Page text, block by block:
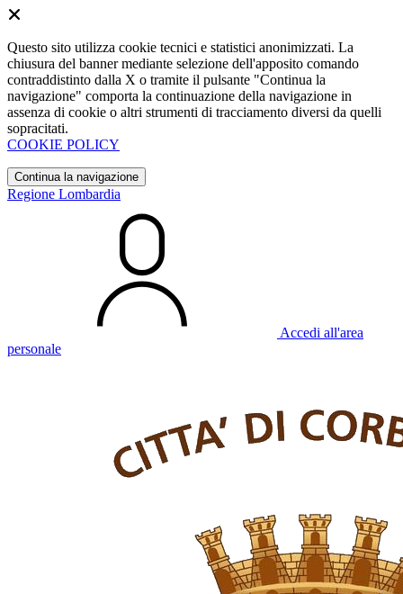
Questo sito utilizza cookie tecnici e statistici anonimizzati. La
chiusura del banner mediante selezione dell'apposito comando
contraddistinto dalla X o tramite il pulsante "Continua la
navigazione" comporta la continuazione della navigazione in
assenza di cookie o altri strumenti di tracciamento diversi da quelli
sopracitati.
COOKIE POLICY
Continua la navigazione
Regione Lombardia
Accedi all'area
personale